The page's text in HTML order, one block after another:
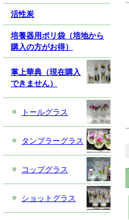
活性炭
培養器用ポリ袋（培地から
購入の方がお得）
掌上華典（現在購入
できません）
トールグラス
タンブラーグラス
コップグラス
ショットグラス